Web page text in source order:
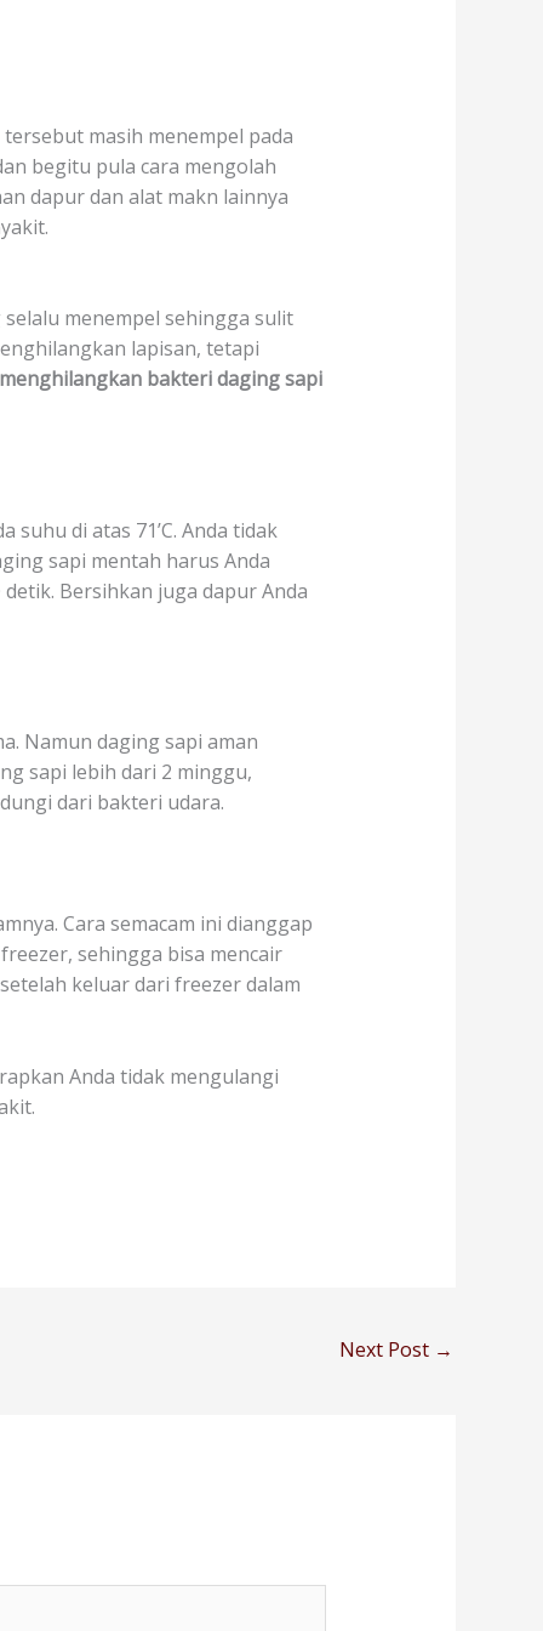
masih menempel pada
begitu pula cara mengolah
dapur dan alat makn lainnya
menempel sehingga sulit
lapisan, tetapi
bakteri daging sapi
di atas 71’C. Anda tidak
sapi mentah harus Anda
Bersihkan juga dapur Anda
Namun daging sapi aman
sapi lebih dari 2 minggu,
dari bakteri udara.
Cara semacam ini dianggap
sehingga bisa mencair
keluar dari freezer dalam
Anda tidak mengulangi
Next Post →